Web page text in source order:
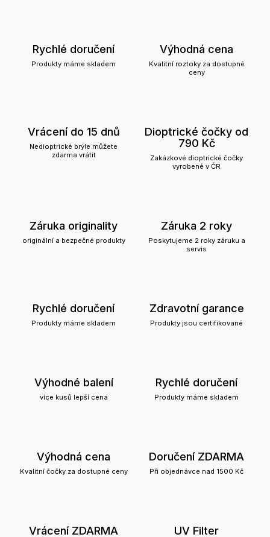
Rychlé doručení
Produkty máme skladem
Výhodná cena
Kvalitní roztoky za dostupné
ceny
Vrácení do 15 dnů
Nedioptrické brýle můžete
zdarma vrátit
Dioptrické čočky od
790 Kč
Zakázkové dioptrické čočky
vyrobené v ČR
Záruka originality
originální a bezpečné produkty
Záruka 2 roky
Poskytujeme 2 roky záruku a
servis
Rychlé doručení
Produkty máme skladem
Zdravotní garance
Produkty jsou certifikované
Výhodné balení
více kusů lepší cena
Rychlé doručení
Produkty máme skladem
Výhodná cena
Kvalitní čočky za dostupné ceny
Doručení ZDARMA
Při objednávce nad 1500 Kč
Vrácení ZDARMA UV Filter